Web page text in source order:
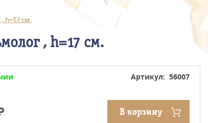
h=17 см.
, h=17 см.
Артикул: 56007
В корзину